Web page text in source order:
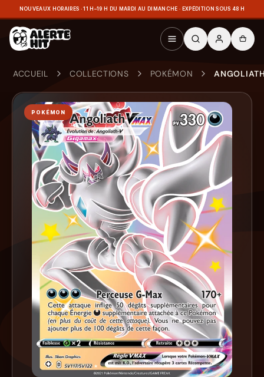
NOUVEAUX HORAIRES · 11 H–19 H DU MARDI AU DIMANCHE · EXPÉDITION SOUS 48 H
ACCUEIL COLLECTIONS POKÉMON
POKÉMON